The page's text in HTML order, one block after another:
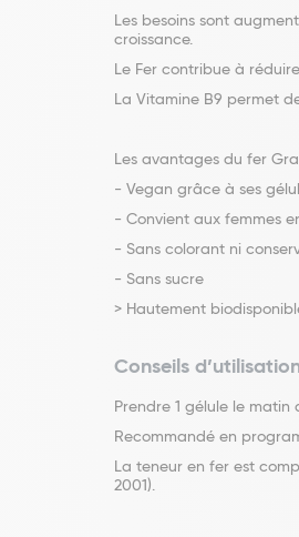
Les besoins sont
croissance.
Le Fer contribue à
La Vitamine B9 permet
Les avantages du fer
- Vegan grâce à ses
- Convient aux femmes
- Sans colorant ni
- Sans sucre
> Hautement
Conseils
Prendre 1 gélule le
Recommandé en
La teneur en fer est
2001).